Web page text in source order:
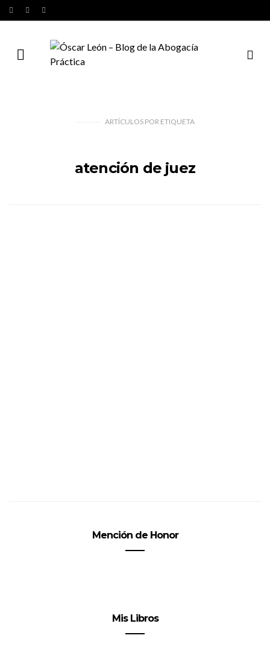
ARTÍCULOS PORETIQUETA
atención de juez
Mención de Honor
Mis Libros